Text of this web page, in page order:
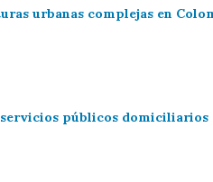
urbanas complejas en
públicos domiciliarios